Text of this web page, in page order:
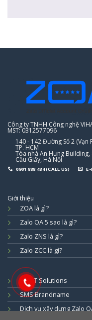
Công ty TNHH Công nghệ
MST: 0312577096
140 - 142 Đường Số 2 (Vạn
TP. HCM
Tòa nhà An Hưng
Cầu Giấy, Hà Nội
0901 888 484 (CALL US)
Giới thiệu
ZOA là gì?
Zalo OA 5 sao là gì?
Zalo ZNS là gì?
Zalo ZCC là gì?
ViHAT Solutions
SMS Brandname
Dịch vụ xây dựng Zalo